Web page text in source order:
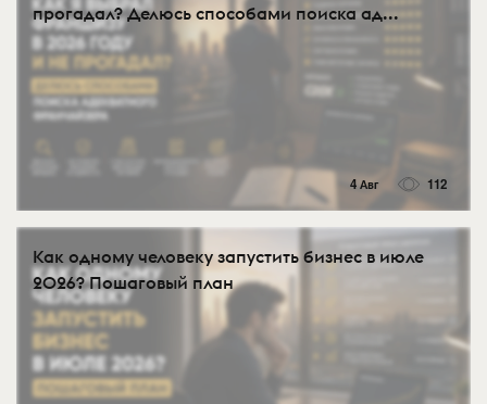
прогадал? Делюсь способами поиска ад...
4 Авг 112
Как одному человеку запустить бизнес в июле
2026? Пошаговый план